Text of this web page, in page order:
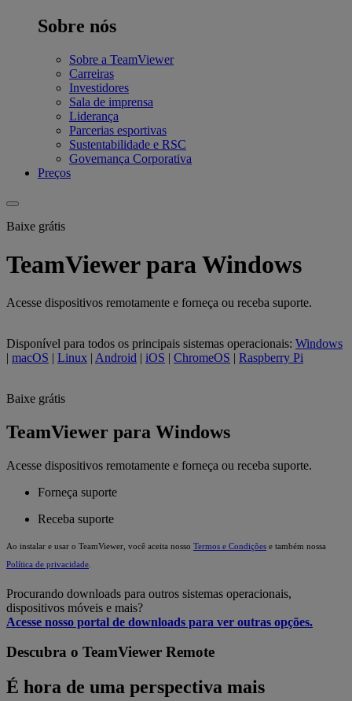
Sobre nós
Sobre a TeamViewer
Carreiras
Investidores
Sala de imprensa
Liderança
Parcerias esportivas
Sustentabilidade e RSC
Governança Corporativa
Preços
Baixe grátis
TeamViewer para Windows
Acesse dispositivos remotamente e forneça ou receba suporte.
Disponível para todos os principais sistemas operacionais: Windows
| macOS | Linux | Android | iOS | ChromeOS | Raspberry Pi
Baixe grátis
TeamViewer para Windows
Acesse dispositivos remotamente e forneça ou receba suporte.
Forneça suporte
Receba suporte
Ao instalar e usar o TeamViewer, você aceita nosso Termos e Condições e também nossa
Política de privacidade
Procurando downloads para outros sistemas operacionais,
dispositivos móveis e mais?
Acesse nosso portal de downloads para ver outras opções.
Descubra o TeamViewer Remote
É hora de uma perspectiva mais